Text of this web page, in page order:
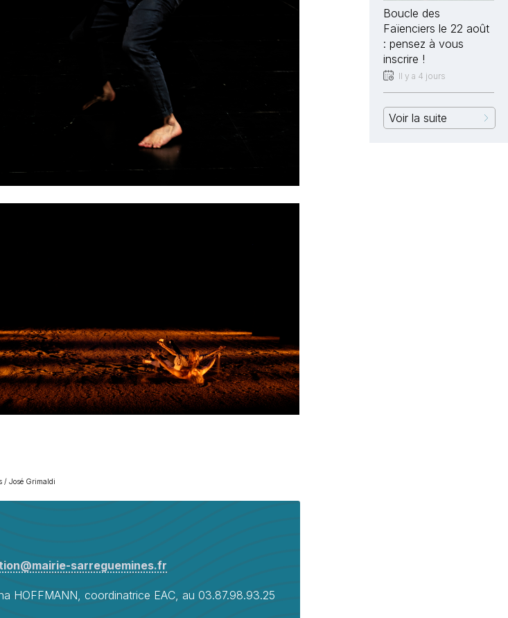
/ José Grimaldi
sarreguemines.fr
HOFFMANN, coordinatrice EAC, au 03.87.98.93.25
Boucle des
Faïenciers le 22 août
: pensez à vous
inscrire !
Il y a 4 jours
Voir la suite